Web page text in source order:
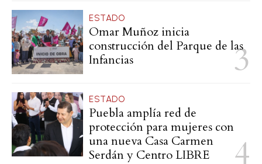
ESTADO
Omar Muñoz inicia
construcción del Parque de las
Infancias
ESTADO
Puebla amplía red de
protección para mujeres con
una nueva Casa Carmen
Serdán y Centro LIBRE